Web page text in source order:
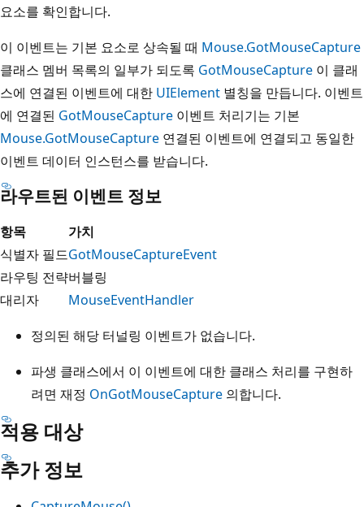
요소를 확인합니다.
이 이벤트는 기본 요소로 상속될 때 Mouse.GotMouseCapture
클래스 멤버 목록의 일부가 되도록 GotMouseCapture 이 클래
스에 연결된 이벤트에 대한 UIElement 별칭을 만듭니다. 이벤트
에 연결된 GotMouseCapture 이벤트 처리기는 기본
Mouse.GotMouseCapture 연결된 이벤트에 연결되고 동일한
이벤트 데이터 인스턴스를 받습니다.
라우트된 이벤트 정보
항목
가치
식별자 필드GotMouseCaptureEvent
라우팅 전략버블링
대리자
MouseEventHandler
정의된 해당 터널링 이벤트가 없습니다.
파생 클래스에서 이 이벤트에 대한 클래스 처리를 구현하
려면 재정 OnGotMouseCapture 의합니다.
적용 대상
추가 정보